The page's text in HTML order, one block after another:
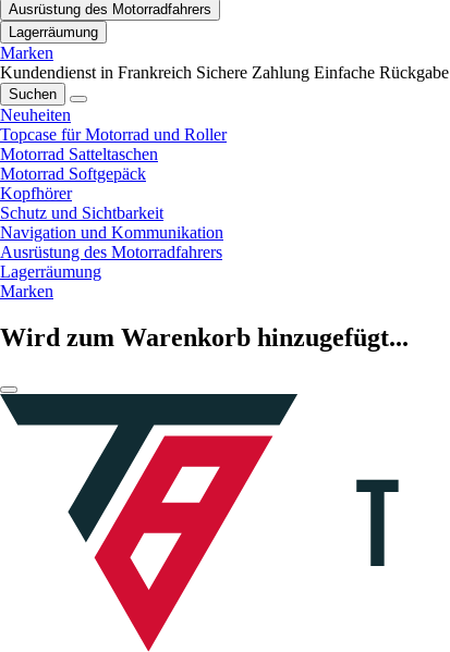
Ausrüstung des Motorradfahrers
Lagerräumung
Marken
Kundendienst in Frankreich Sichere Zahlung Einfache Rückgabe
Suchen
Neuheiten
Topcase für Motorrad und Roller
Motorrad Satteltaschen
Motorrad Softgepäck
Kopfhörer
Schutz und Sichtbarkeit
Navigation und Kommunikation
Ausrüstung des Motorradfahrers
Lagerräumung
Marken
Wird zum Warenkorb hinzugefügt...